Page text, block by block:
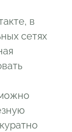
в
сетях